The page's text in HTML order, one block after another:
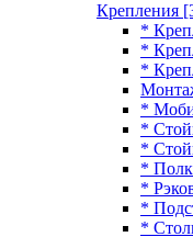
Крепления
*
*
*
*
*
*
*
*
*
*